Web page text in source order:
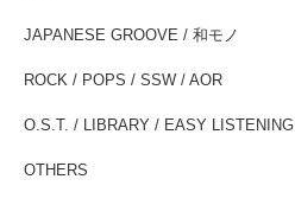
JAPANESE GROOVE / 和モノ
ROCK / POPS / SSW / AOR
O.S.T. / LIBRARY / EASY LISTENING
OTHERS